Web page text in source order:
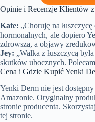
Opinie i Recenzje Klientów
Kate: „Choruję na
hormonalnych, ale dopiero
zdrowsza, a objawy
Jey: „Walka z łuszczycą
skutków ubocznych.
Cena i Gdzie Kupić Yenki
Yenki Derm nie jest
Amazonie. Oryginalny
stronie producenta.
tej stronie.